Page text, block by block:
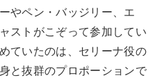
やペン・バッジリー、エ
ストがこぞって参加してい
ていたのは、セリーナ役の
と抜群のプロポーションで